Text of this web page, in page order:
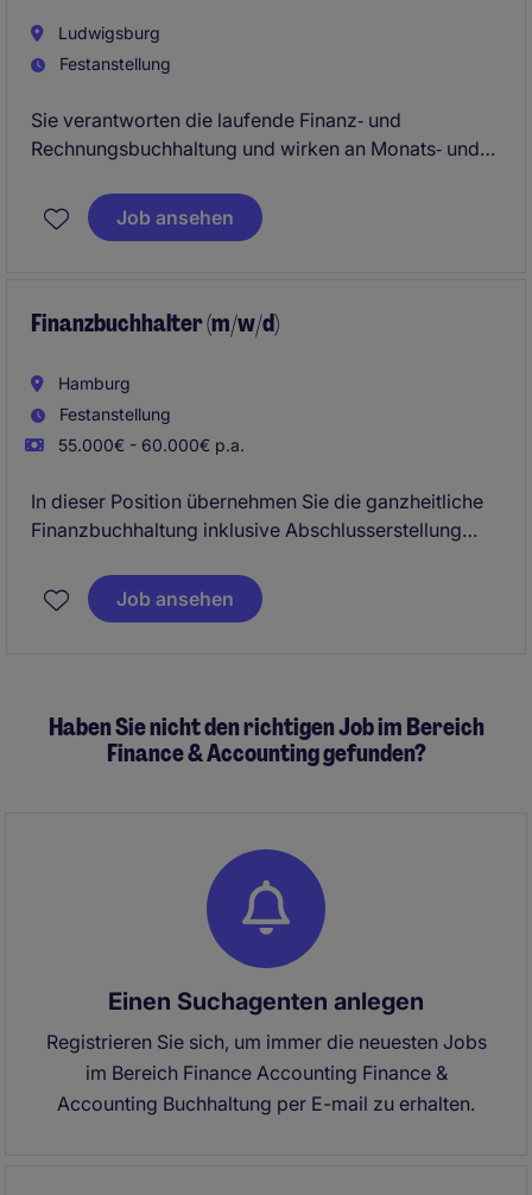
Ludwigsburg
Festanstellung
Sie verantworten die laufende Finanz‑ und
Rechnungsbuchhaltung und wirken an Monats‑ und
Auswertungen mit. Darüber hinaus übernehmen Sie
administrative Aufgaben und unterstützen die
Job ansehen
Finanzbuchhalter (m/w/d)
Hamburg
Festanstellung
55.000€ - 60.000€ p.a.
In dieser Position übernehmen Sie die ganzheitliche
Finanzbuchhaltung inklusive Abschlusserstellung
buchhalterischen Fragestellungen. Sie arbeiten
eigenständig in einem dynamischen
Job ansehen
Haben Sie nicht den richtigen Job im Bereich
Finance & Accounting gefunden?
Einen Suchagenten anlegen
Registrieren Sie sich, um immer die neuesten Jobs
im Bereich Finance Accounting Finance &
Accounting Buchhaltung per E-mail zu erhalten.